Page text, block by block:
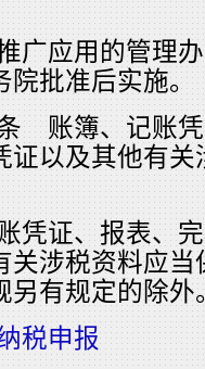
广应用的管理
院批准后实施。
账簿、记账
证以及其他有
凭证、报表、
关涉税资料应当
另有规定的除外
税申报